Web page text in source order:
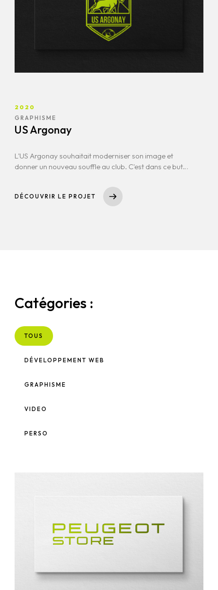
2020
GRAPHISME
US Argonay
L'US Argonay souhaitait moderniser son image et
donner un nouveau souffle au club. C'est dans ce but
respecterait l'histoire du club, mais qui soit moderne,
ancré en son temps, et qui permette vraiment de
DÉCOUVRIR LE PROJET
Catégories :
TOUS
DÉVELOPPEMENT WEB
GRAPHISME
VIDEO
PERSO